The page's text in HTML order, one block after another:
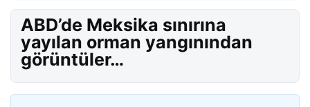
ABD’de Meksika sınırına
yayılan orman yangınından
görüntüler…